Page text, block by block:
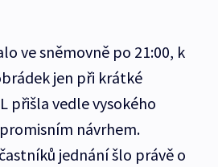
ve sněmovně po 21:00, k
jen při krátké
přišla vedle vysokého
návrhem.
jednání šlo právě o